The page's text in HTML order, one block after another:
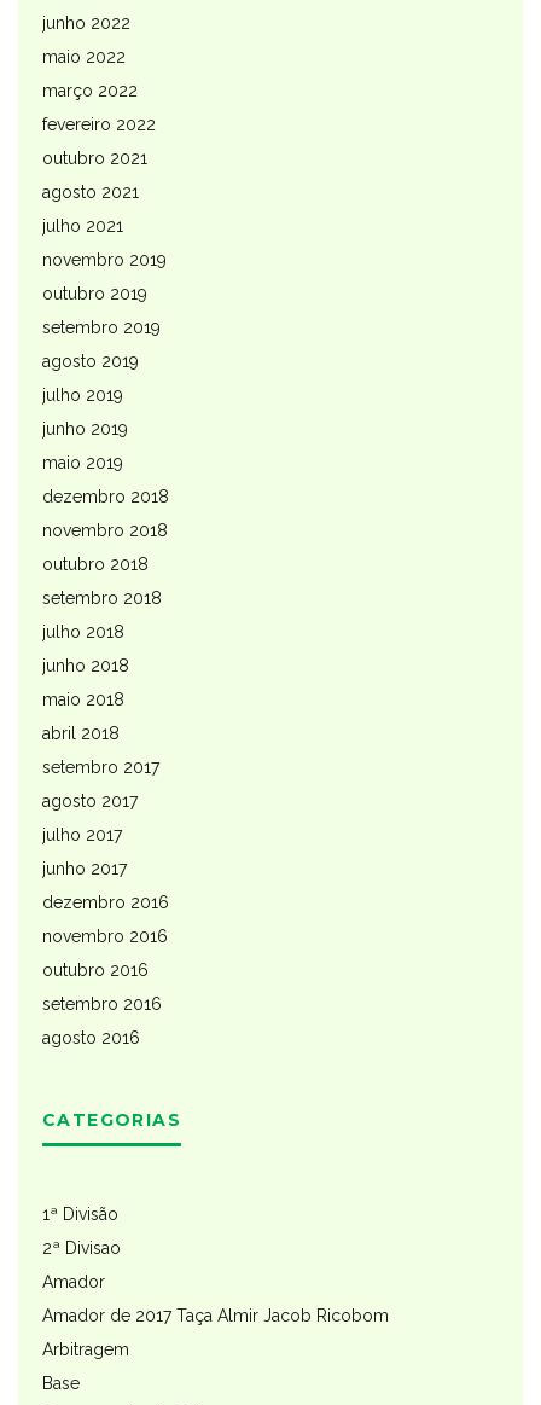
junho 2022
maio 2022
março 2022
fevereiro 2022
outubro 2021
agosto 2021
julho 2021
novembro 2019
outubro 2019
setembro 2019
agosto 2019
julho 2019
junho 2019
maio 2019
dezembro 2018
novembro 2018
outubro 2018
setembro 2018
julho 2018
junho 2018
maio 2018
abril 2018
setembro 2017
agosto 2017
julho 2017
junho 2017
dezembro 2016
novembro 2016
outubro 2016
setembro 2016
agosto 2016
CATEGORIAS
1ª Divisão
2ª Divisao
Amador
Amador de 2017 Taça Almir Jacob Ricobom
Arbitragem
Base